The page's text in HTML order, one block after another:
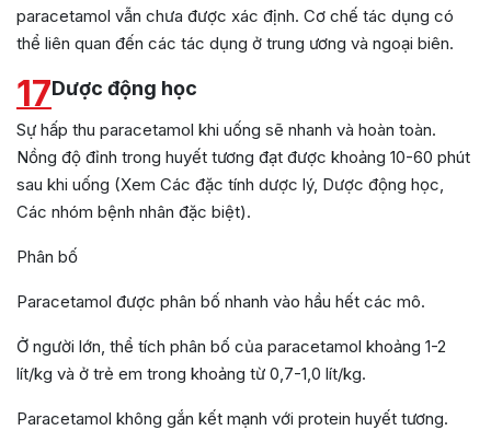
paracetamol vẫn chưa được xác định. Cơ chế tác dụng có
thể liên quan đến các tác dụng ở trung ương và ngoại biên.
17Dược động học
Sự hấp thu paracetamol khi uống sẽ nhanh và hoàn toàn.
Nồng độ đỉnh trong huyết tương đạt được khoảng 10-60 phút
sau khi uống (Xem Các đặc tính dược lý, Dược động học,
Các nhóm bệnh nhân đặc biệt).
Phân bố
Paracetamol được phân bố nhanh vào hầu hết các mô.
Ở người lớn, thể tích phân bố của paracetamol khoảng 1-2
lít/kg và ở trẻ em trong khoảng từ 0,7-1,0 lít/kg.
Paracetamol không gắn kết mạnh với protein huyết tương.